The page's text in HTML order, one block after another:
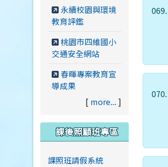
069.
070.
永續校園與環境
教育評鑑
桃園市四維國小
交通安全網站
春暉專案教育宣
導成果
[ more... ]
課後照顧班專區
課照班請假系統